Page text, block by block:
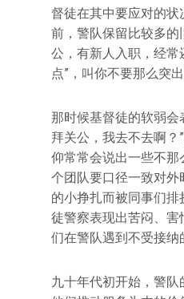
督徒在其中要应对的
前，警队保留比较多
公，有新人入职，经常
点”，叫你不要那么突出
那时候基督徒的软弱会
拜关公，我去不去啊？
仰常常会说出一些不
个团队要口径一致对
的小挣扎而被同事们
徒警察表现出苦闷、
们在警队遇到不受接纳
九十年代初开始，警队